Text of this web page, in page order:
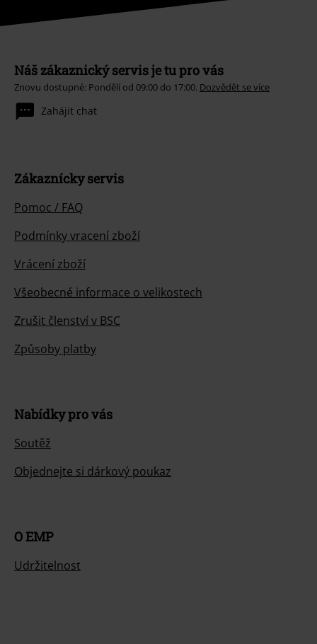
Náš zákaznický servis je tu pro vás
Znovu dostupné: Pondělí od 09:00 do 17:00. Dozvědět se více
Zahájit chat
Zákaznícky servis
Pomoc / FAQ
Podmínky vracení zboží
Vrácení zboží
Všeobecné informace o velikostech
Zrušit členství v BSC
Způsoby platby
Nabídky pro vás
Soutěž
Objednejte si dárkový poukaz
O EMP
Udržitelnost